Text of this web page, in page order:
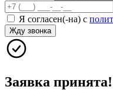
Я согласен(-на) с
Жду звонка
Заявка принята!